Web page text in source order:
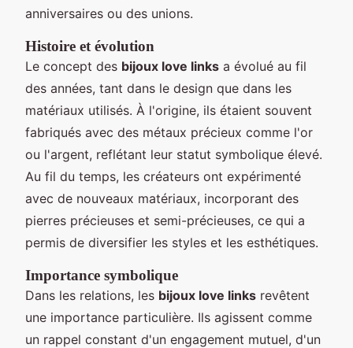
anniversaires ou des unions.
Histoire et évolution
Le concept des bijoux love links a évolué au fil
des années, tant dans le design que dans les
matériaux utilisés. À l'origine, ils étaient souvent
fabriqués avec des métaux précieux comme l'or
ou l'argent, reflétant leur statut symbolique élevé.
Au fil du temps, les créateurs ont expérimenté
avec de nouveaux matériaux, incorporant des
pierres précieuses et semi-précieuses, ce qui a
permis de diversifier les styles et les esthétiques.
Importance symbolique
Dans les relations, les bijoux love links revêtent
une importance particulière. Ils agissent comme
un rappel constant d'un engagement mutuel, d'un